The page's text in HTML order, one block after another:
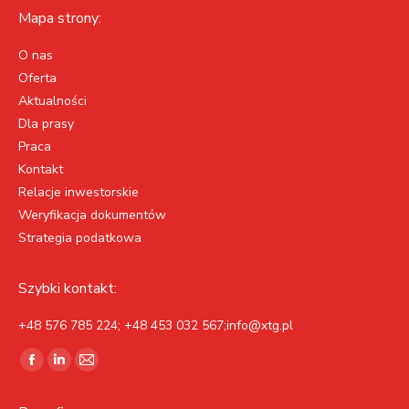
Mapa strony:
O nas
Oferta
Aktualności
Dla prasy
Praca
Kontakt
Relacje inwestorskie
Weryfikacja dokumentów
Strategia podatkowa
Szybki kontakt:
+48 576 785 224; +48 453 032 567;info@xtg.pl
Znajdź nas na:
Facebook
Linkedin
Mail